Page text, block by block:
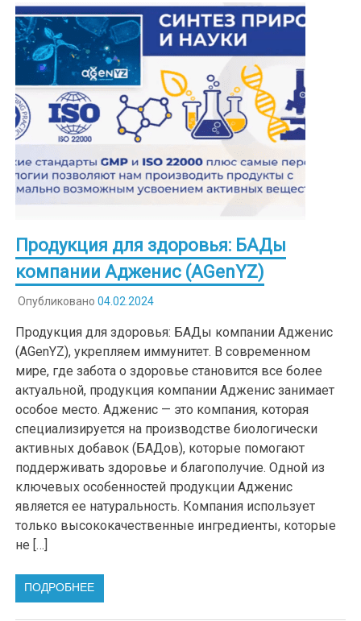
Продукция для здоровья: БАДы
компании Адженис (AGenYZ)
Опубликовано 04.02.2024
Продукция для здоровья: БАДы компании Адженис
(AGenYZ), укрепляем иммунитет. В современном
мире, где забота о здоровье становится все более
актуальной, продукция компании Адженис занимает
особое место. Адженис — это компания, которая
специализируется на производстве биологически
активных добавок (БАДов), которые помогают
поддерживать здоровье и благополучие. Одной из
ключевых особенностей продукции Адженис
является ее натуральность. Компания использует
только высококачественные ингредиенты, которые
не […]
ПОДРОБНЕЕ